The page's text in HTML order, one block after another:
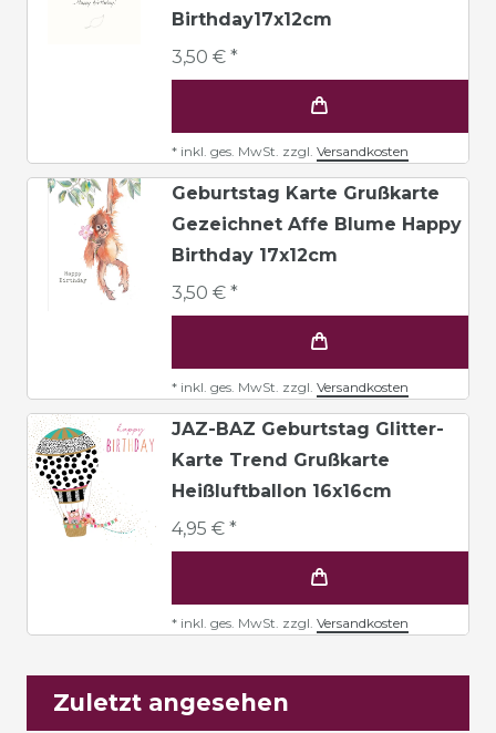
Birthday17x12cm
3,50 € *
* inkl. ges. MwSt. zzgl. Versandkosten
Geburtstag Karte Grußkarte
Gezeichnet Affe Blume Happy
Birthday 17x12cm
3,50 € *
* inkl. ges. MwSt. zzgl. Versandkosten
JAZ-BAZ Geburtstag Glitter-
Karte Trend Grußkarte
Heißluftballon 16x16cm
4,95 € *
* inkl. ges. MwSt. zzgl. Versandkosten
Zuletzt angesehen